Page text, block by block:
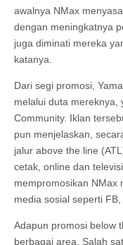
awalnya NMax
dengan meningkatnya
juga diminati mereka
katanya.
Dari segi promosi,
melalui duta mereknya,
Community. Iklan
pun menjelaskan,
jalur above the line
cetak, online dan
mempromosikan NMax
media sosial seperti
Adapun promosi below
berbagai area. Salah